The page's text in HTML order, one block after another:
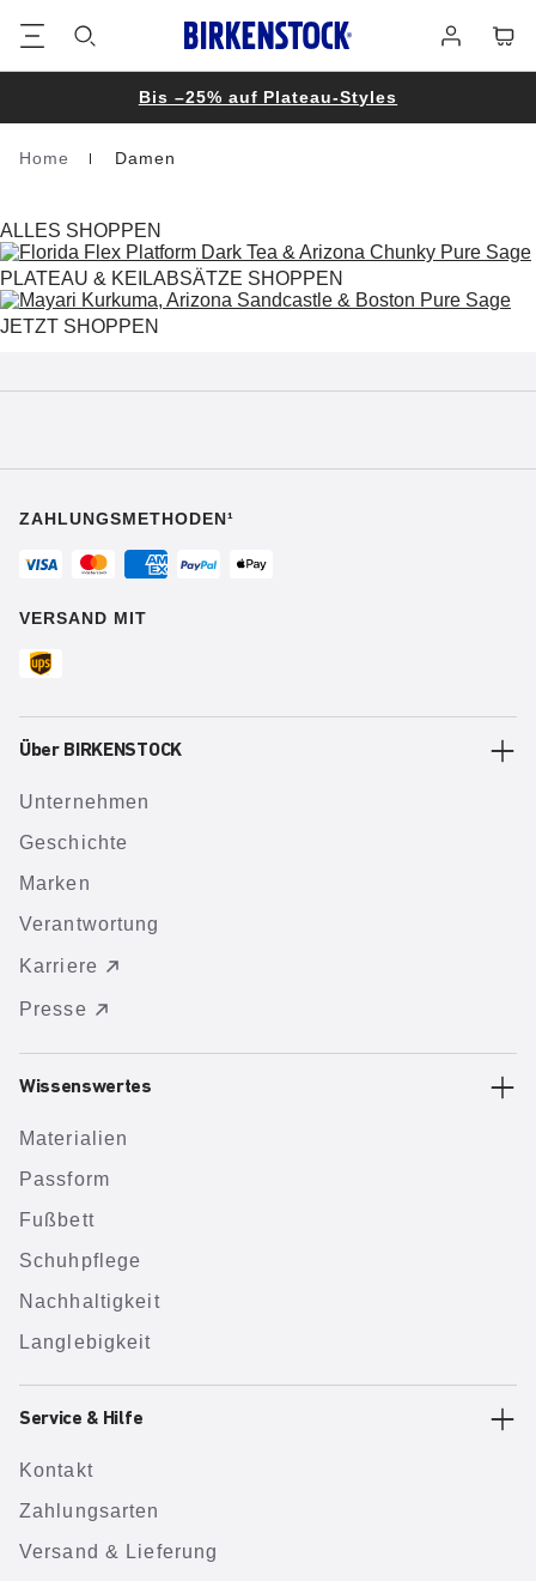
Bis –25% auf Plateau-Styles
Homepage
Home Damen
ALLES SHOPPEN
PLATEAU & KEILABSÄTZE SHOPPEN
JETZT SHOPPEN
ZAHLUNGSMETHODEN¹
VERSAND MIT
Über BIRKENSTOCK
Unternehmen
Geschichte
Marken
Verantwortung
Karriere
Presse
Wissenswertes
Materialien
Passform
Fußbett
Schuhpflege
Nachhaltigkeit
Langlebigkeit
Service & Hilfe
Kontakt
Zahlungsarten
Versand & Lieferung